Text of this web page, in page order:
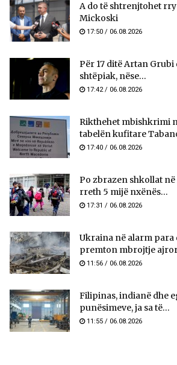
A do të shtrenjtohet
Mickoski
17:50 / 06.08.2026
Për 17 ditë Artan
shtëpiak, nëse...
17:42 / 06.08.2026
Rikthehet mbishkrimi
tabelën kufitare
17:40 / 06.08.2026
Po zbrazen shkollat
rreth 5 mijë nxënës...
17:31 / 06.08.2026
Ukraina në alarm para
premton mbrojtje
11:56 / 06.08.2026
Filipinas, indianë dhe
punësimeve, ja sa të...
11:55 / 06.08.2026